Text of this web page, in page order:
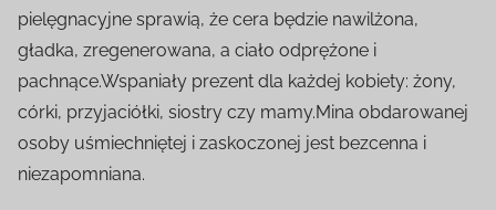
pielęgnacyjne sprawią, że cera będzie nawilżona,
gładka, zregenerowana, a ciało odprężone i
pachnące.Wspaniały prezent dla każdej kobiety: żony,
córki, przyjaciółki, siostry czy mamy.Mina obdarowanej
osoby uśmiechniętej i zaskoczonej jest bezcenna i
niezapomniana.